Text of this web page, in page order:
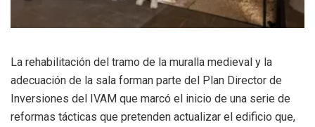
La rehabilitación del tramo de la muralla medieval y la
adecuación de la sala forman parte del Plan Director de
Inversiones del IVAM que marcó el inicio de una serie de
reformas tácticas que pretenden actualizar el edificio que,